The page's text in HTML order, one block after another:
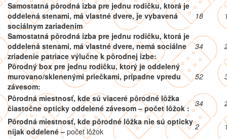
Samostatná pôrodná izba pre jednu rodičku, ktorá je
oddelená stenami, má vlastné dvere, je vybavená
sociálnym zariadením
18
Samostatná pôrodná izba pre jednu rodičku, ktorá je
oddelená stenami, má vlastné dvere, nemá sociálne
zriadenie patriace výlučne k pôrodnej izbe:
34
Pôrodný box pre jednu rodičku, ktorý je oddelený
murovano/sklenenými priečkami, prípadne vpredu
závesom:
52
Pôrodná miestnosť, kde sú viaceré pôrodné lôžka
čiastočne opticky oddelené závesom – počet lôžok : 34
Pôrodná miestnosť, kde pôrodné lôžka nie sú opticky
nijak oddelené – počet lôžok 2